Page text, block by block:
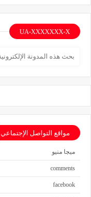
UA-XXXXXXX-X
مواقع التواصل الإجتماعي
ميجا منيو
comments
facebook